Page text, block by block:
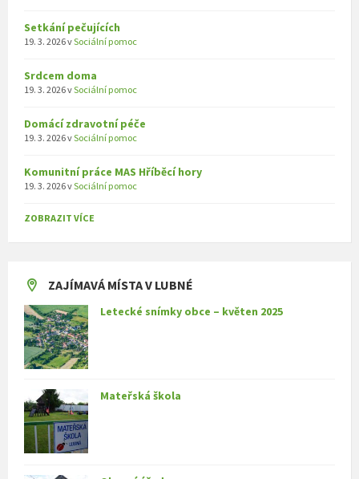
Setkání pečujících
19. 3. 2026vSociální pomoc
Srdcem doma
19. 3. 2026vSociální pomoc
Domácí zdravotní péče
19. 3. 2026vSociální pomoc
Komunitní práce MAS Hříběcí hory
19. 3. 2026vSociální pomoc
ZOBRAZIT VÍCE
ZAJÍMAVÁ MÍSTA V LUBNÉ
Letecké snímky obce – květen 2025
Mateřská škola